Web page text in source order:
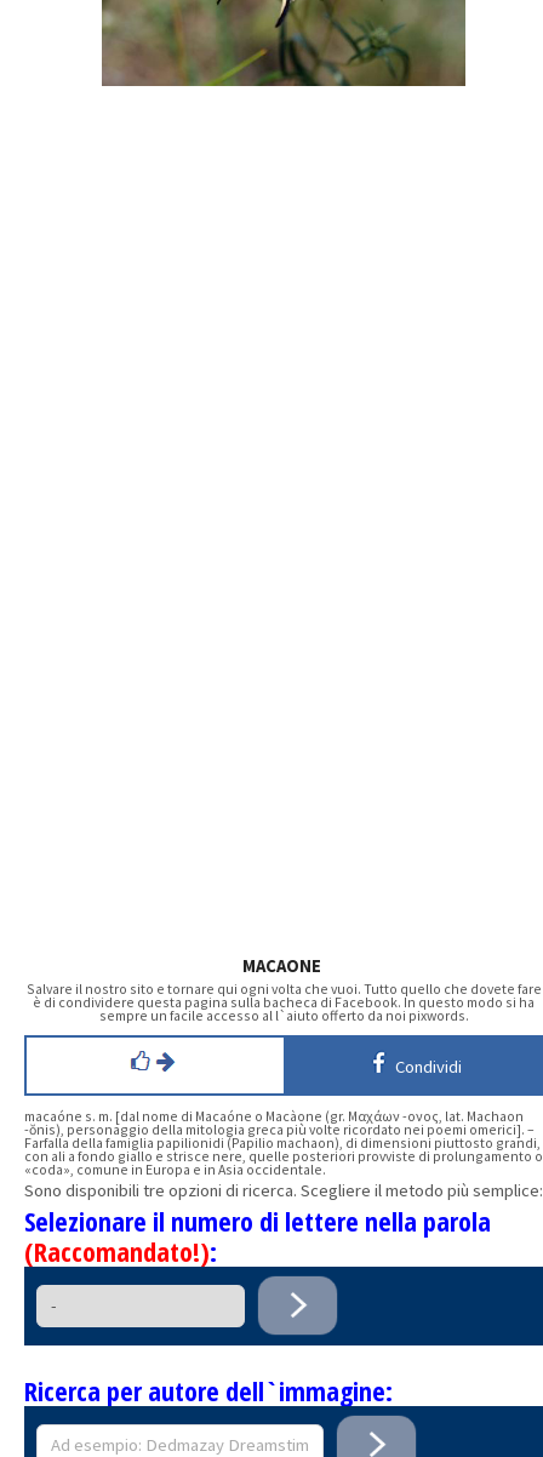
MACAONE
Salvare il nostro sito e tornare qui ogni volta che vuoi. Tutto quello che dovete fare
è di condividere questa pagina sulla bacheca di Facebook. In questo modo si ha
sempre un facile accesso al l`aiuto offerto da noi pixwords.
Condividi
macaóne s. m. [dal nome di Macaóne o Macàone (gr. Μαχάων -ονος, lat. Machaon
-ŏnis), personaggio della mitologia greca più volte ricordato nei poemi omerici]. –
Farfalla della famiglia papilionidi (Papilio machaon), di dimensioni piuttosto grandi,
con ali a fondo giallo e strisce nere, quelle posteriori provviste di prolungamento o
«coda», comune in Europa e in Asia occidentale.
Sono disponibili tre opzioni di ricerca. Scegliere il metodo più semplice:
Selezionare il numero di lettere nella parola
(Raccomandato!):
Ricerca per autore dell`immagine: